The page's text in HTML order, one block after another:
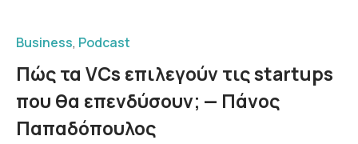
Business, Podcast
Πώς τα VCs επιλεγούν τις startups
που θα επενδύσουν; — Πάνος
Παπαδόπουλος